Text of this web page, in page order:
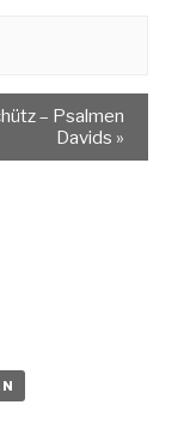
– Psalmen
Davids »